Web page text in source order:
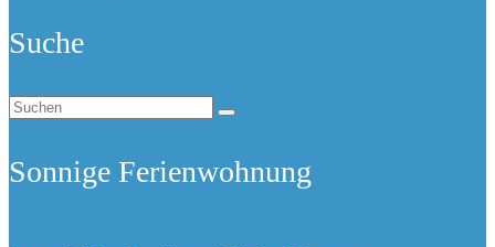
Suche
Suchen
Sonnige Ferienwohnung